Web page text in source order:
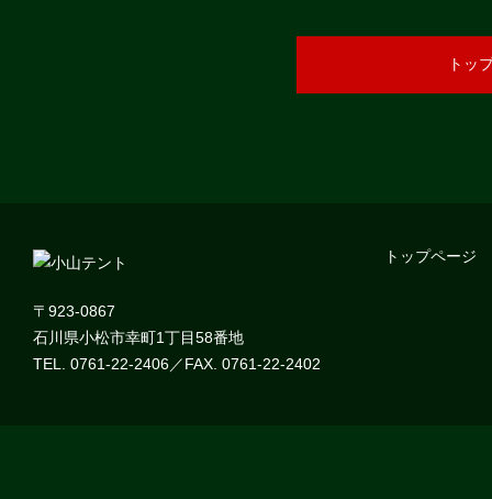
トッ
〒923-0867
石川県小松市幸町1丁目58番地
TEL. 0761-22-2406／FAX. 0761-22-2402
トップページ